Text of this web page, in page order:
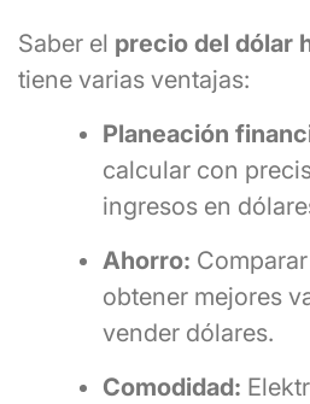
Saber el precio del dólar
tiene varias ventajas:
Planeación
calcular con
ingresos en
Ahorro:
obtener mejores
vender dólares.
Comodidad: